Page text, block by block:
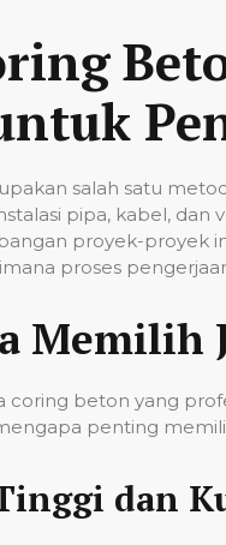
salah satu
pipa, kabel, dan
proyek-proyek
proses
Memilih
coring beton yang
penting
dan